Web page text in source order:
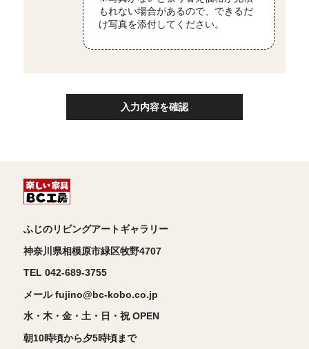
もれない場合があるので、 できるだ
け写真を添付してください。
入力内容を確認
ふじのリビングアートギャラリー
神奈川県相模原市緑区牧野4707
TEL 042-689-3755
メール fujino@bc-kobo.co.jp
水・木・金・土・日・祝 OPEN
朝10時頃から夕5時頃まで